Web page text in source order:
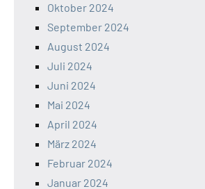
Oktober 2024
September 2024
August 2024
Juli 2024
Juni 2024
Mai 2024
April 2024
März 2024
Februar 2024
Januar 2024